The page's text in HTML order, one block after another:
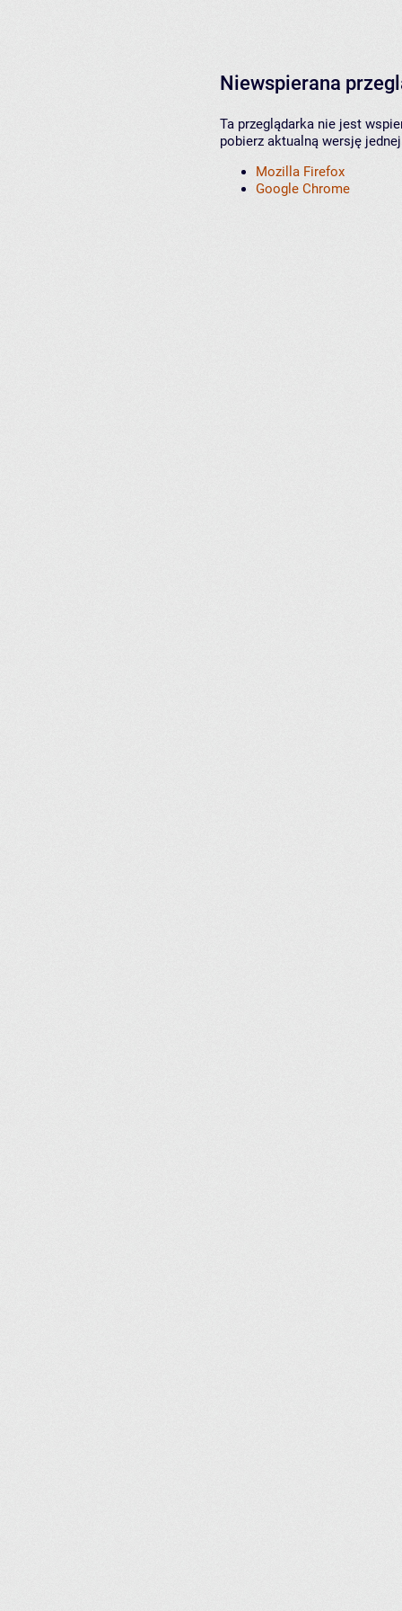
Niewspierana
Ta przeglądarka nie jest
pobierz aktualną wersję
Mozilla Firefox
Google Chrome